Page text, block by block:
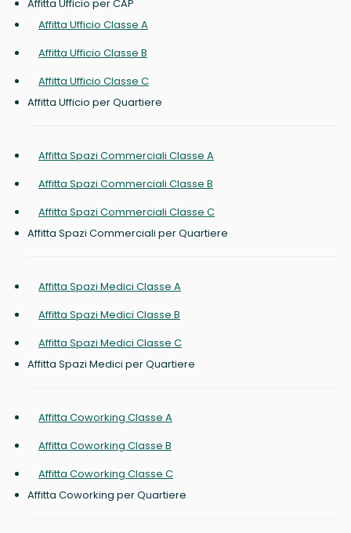
Affitta Ufficio per CAP
Affitta Ufficio Classe A
Affitta Ufficio Classe B
Affitta Ufficio Classe C
Affitta Ufficio per Quartiere
Affitta Spazi Commerciali Classe A
Affitta Spazi Commerciali Classe B
Affitta Spazi Commerciali Classe C
Affitta Spazi Commerciali per Quartiere
Affitta Spazi Medici Classe A
Affitta Spazi Medici Classe B
Affitta Spazi Medici Classe C
Affitta Spazi Medici per Quartiere
Affitta Coworking Classe A
Affitta Coworking Classe B
Affitta Coworking Classe C
Affitta Coworking per Quartiere